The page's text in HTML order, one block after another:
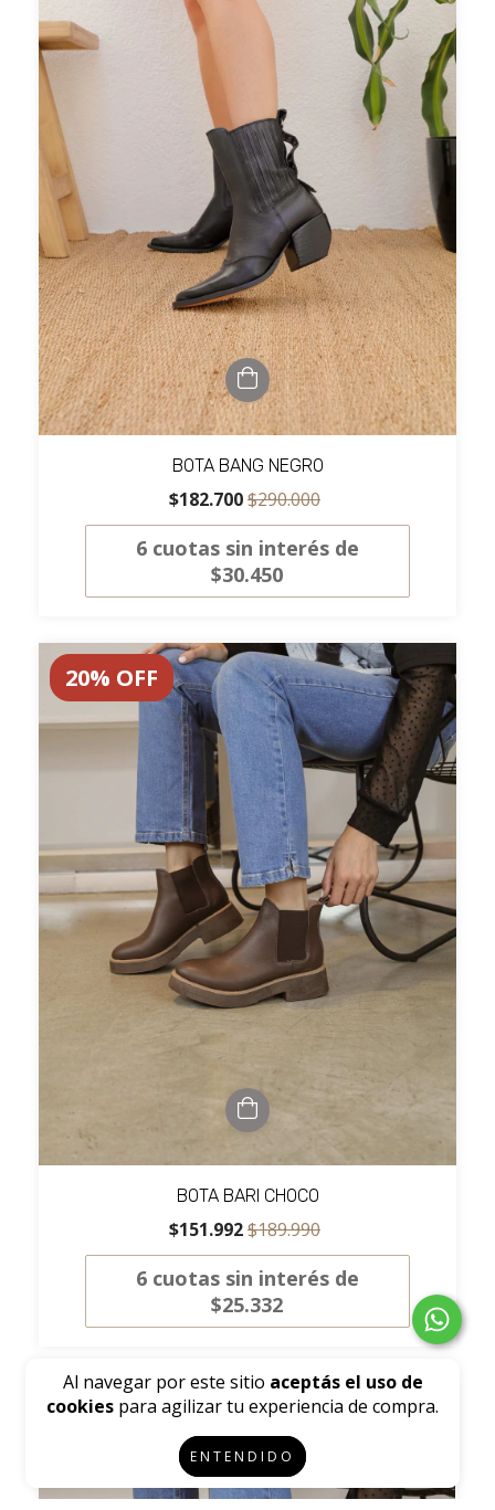
Al navegar por este sitio aceptás el uso de
cookies para agilizar tu experiencia de compra.
ENTENDIDO
BOTA BANG NEGRO
$182.700$290.000
6 cuotas sin interés de
$30.450
20% OFF
BOTA BARI CHOCO
$151.992$189.990
6 cuotas sin interés de
$25.332
20%OFF